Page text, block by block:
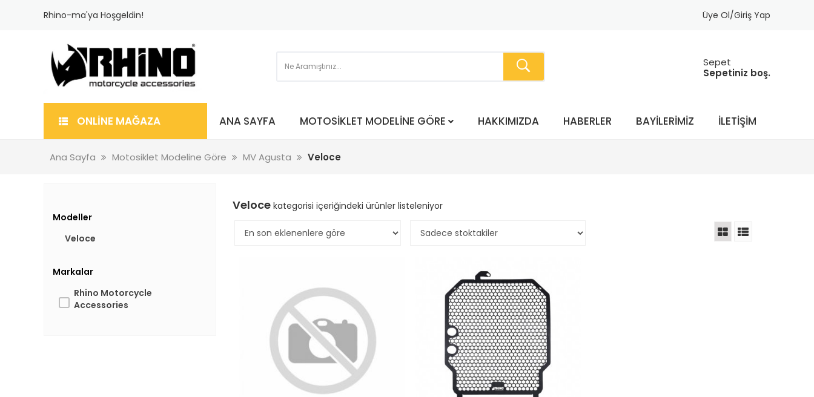
Rhino-ma'ya Hoşgeldin! Üye Ol/Giriş Yap
Sepet
Sepetiniz boş.
ONLİNE MAĞAZA ANA SAYFA MOTOSIKLET MODELINE GÖRE HAKKIMIZDA HABERLER BAYILERIMIZ İLETIŞIM
Ana Sayfa Motosiklet Modeline Göre MV Agusta Veloce
Modeller
Veloce
Markalar
Rhino Motorcycle
Accessories
Veloce kategorisi içeriğindeki ürünler listeleniyor